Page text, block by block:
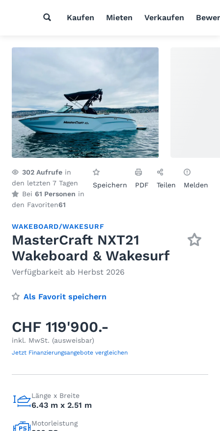
Kaufen Mieten Verkaufen
302 Aufrufe in
den letzten 7 Tagen
Bei 61 Personen in
den Favoriten61
Speichern PDF Teilen Melden
WAKEBOARD/WAKESURF
MasterCraft NXT21
Wakeboard & Wakesurf
Verfügbarkeit ab Herbst 2026
Als Favorit speichern
CHF 119'900.-
inkl. MwSt. (ausweisbar)
Jetzt Finanzierungsangebote vergleichen
Länge x Breite
6.43 m x 2.51 m
Motorleistung